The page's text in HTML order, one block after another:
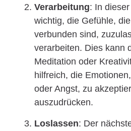
Verarbeitung: In
wichtig, die Gefühle,
verbunden sind,
verarbeiten. Dies kann
Meditation oder
hilfreich, die
oder Angst, zu
auszudrücken.
Loslassen: Der